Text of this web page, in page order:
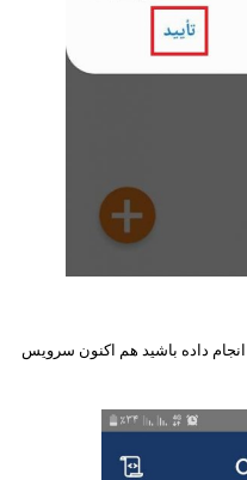
داده باشید هم اکنون سرویس